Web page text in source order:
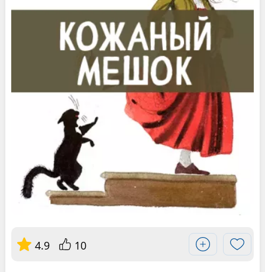
4.9 10